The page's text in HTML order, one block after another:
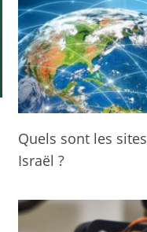
Quels sont les
Israël ?